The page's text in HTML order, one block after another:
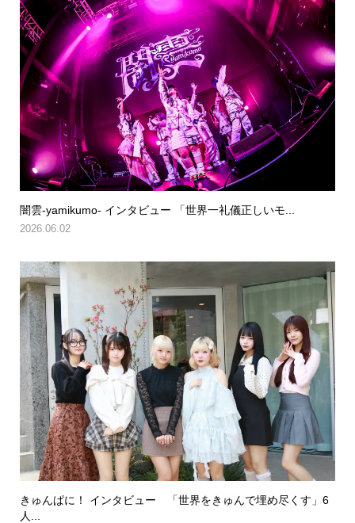
闇雲-yamikumo- インタビュー 「世界一礼儀正しいモ...
2026.06.02
きゅんぱに！ インタビュー 「世界をきゅんで埋め尽くす」6
人...